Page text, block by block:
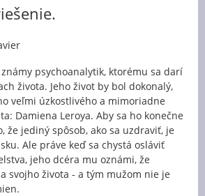
psychoanalytik, ktorému sa darí
života. Jeho život by bol dokonalý,
veľmi úzkostlivého a mimoriadne
Damiena Leroya. Aby sa ho konečne
že jediný spôsob, ako sa uzdraviť, je
Ale práve keď sa chystá osláviť
jeho dcéra mu oznámi, že
svojho života - a tým mužom nie je